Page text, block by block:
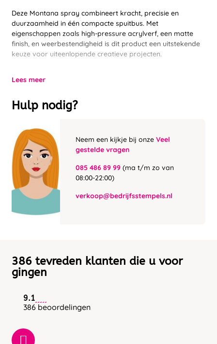
Deze Montana spray combineert kracht, precisie en
duurzaamheid in één compacte spuitbus. Met
eigenschappen zoals high-pressure acrylverf, een matte
finish, en weerbestendigheid is dit product een uitstekende
keuze voor uiteenlopende creatieve projecten.
Lees meer
Hulp nodig?
Neem een kijkje bij onze Veel
gestelde vragen
085 486 89 99 (ma t/m zo van
08:00-22:00)
verkoop@bedrijfsstempels.nl
386 tevreden klanten die u voor
gingen
9.1
386 beoordelingen